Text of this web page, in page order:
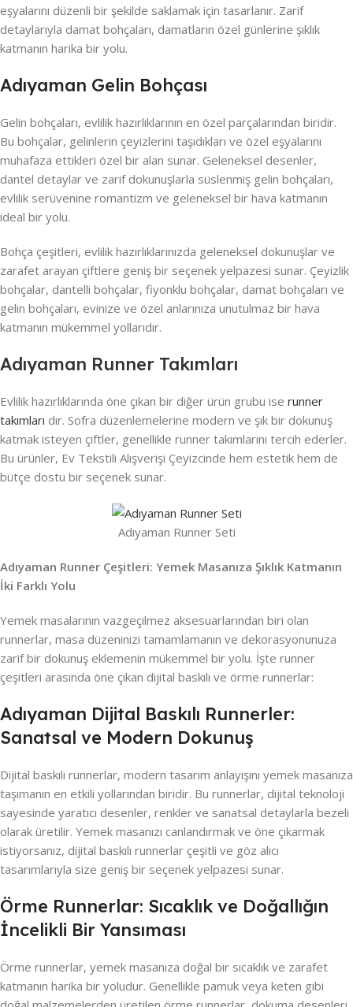
eşyalarını düzenli bir şekilde saklamak için tasarlanır. Zarif
detaylarıyla damat bohçaları, damatların özel günlerine şıklık
katmanın harika bir yolu.
Adıyaman Gelin Bohçası
Gelin bohçaları, evlilik hazırlıklarının en özel parçalarından biridir.
Bu bohçalar, gelinlerin çeyizlerini taşıdıkları ve özel eşyalarını
muhafaza ettikleri özel bir alan sunar. Geleneksel desenler,
dantel detaylar ve zarif dokunuşlarla süslenmiş gelin bohçaları,
evlilik serüvenine romantizm ve geleneksel bir hava katmanın
ideal bir yolu.
Bohça çeşitleri, evlilik hazırlıklarınızda geleneksel dokunuşlar ve
zarafet arayan çiftlere geniş bir seçenek yelpazesi sunar. Çeyizlik
bohçalar, dantelli bohçalar, fiyonklu bohçalar, damat bohçaları ve
gelin bohçaları, evinize ve özel anlarınıza unutulmaz bir hava
katmanın mükemmel yollarıdır.
Adıyaman Runner Takımları
Evlilik hazırlıklarında öne çıkan bir diğer ürün grubu ise runner
takımları dır. Sofra düzenlemelerine modern ve şık bir dokunuş
katmak isteyen çiftler, genellikle runner takımlarını tercih ederler.
Bu ürünler, Ev Tekstili Alışverişi Çeyizcinde hem estetik hem de
bütçe dostu bir seçenek sunar.
Adıyaman Runner Seti
Adıyaman Runner Çeşitleri: Yemek Masanıza Şıklık Katmanın
İki Farklı Yolu
Yemek masalarının vazgeçilmez aksesuarlarından biri olan
runnerlar, masa düzeninizi tamamlamanın ve dekorasyonunuza
zarif bir dokunuş eklemenin mükemmel bir yolu. İşte runner
çeşitleri arasında öne çıkan dijital baskılı ve örme runnerlar:
Adıyaman Dijital Baskılı Runnerler:
Sanatsal ve Modern Dokunuş
Dijital baskılı runnerlar, modern tasarım anlayışını yemek masanıza
taşımanın en etkili yollarından biridir. Bu runnerlar, dijital teknoloji
sayesinde yaratıcı desenler, renkler ve sanatsal detaylarla bezeli
olarak üretilir. Yemek masanızı canlandırmak ve öne çıkarmak
istiyorsanız, dijital baskılı runnerlar çeşitli ve göz alıcı
tasarımlarıyla size geniş bir seçenek yelpazesi sunar.
Örme Runnerlar: Sıcaklık ve Doğallığın
İncelikli Bir Yansıması
Örme runnerlar, yemek masanıza doğal bir sıcaklık ve zarafet
katmanın harika bir yoludur. Genellikle pamuk veya keten gibi